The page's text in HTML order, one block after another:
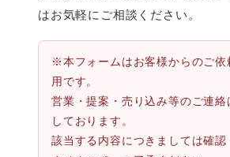
はお気軽にご相談ください。
※本フォームはお客様からのご依
用です。
営業・提案・売り込み等のご連絡
しております。
該当する内容につきましては確認